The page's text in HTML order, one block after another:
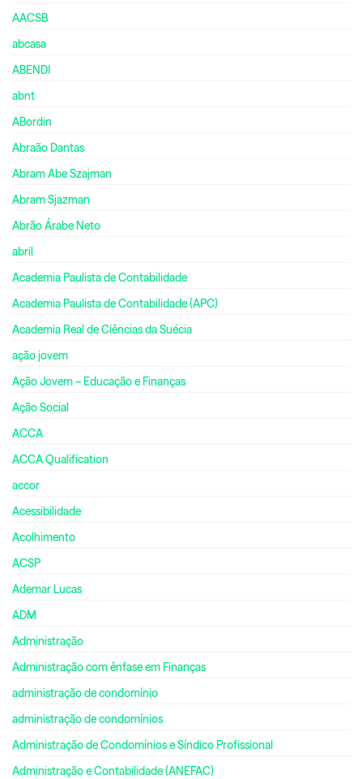
AACSB
abcasa
ABENDI
abnt
ABordin
Abraão Dantas
Abram Abe Szajman
Abram Sjazman
Abrão Árabe Neto
abril
Academia Paulista de Contabilidade
Academia Paulista de Contabilidade (APC)
Academia Real de Ciências da Suécia
ação jovem
Ação Jovem – Educação e Finanças
Ação Social
ACCA
ACCA Qualification
accor
Acessibilidade
Acolhimento
ACSP
Ademar Lucas
ADM
Administração
Administração com ênfase em Finanças
administração de condomínio
administração de condomínios
Administração de Condomínios e Síndico Profissional
Administração e Contabilidade (ANEFAC)